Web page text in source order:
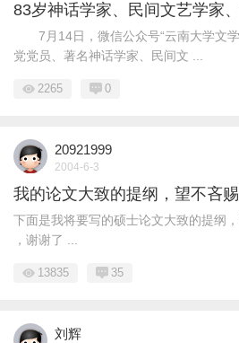
83岁神话学家、民间文艺学家
7月14日，微信公众号“云南大学文学
党党员、著名神话学家、民间文 ...
2265 0
20921999
2004-6-3
我的论文大致的提纲，望不吝
下面是我将要写的硕士论文大致的提纲
，谢谢了 ...
13835 35
刘辉